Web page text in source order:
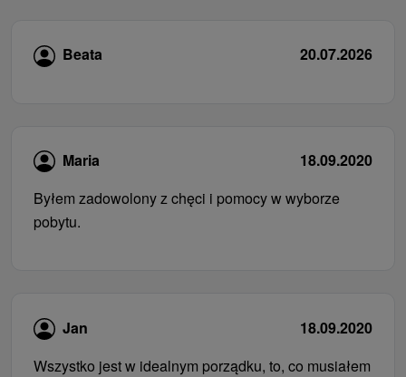
Beata 20.07.2026
Maria
18.09.2020
Byłem zadowolony z chęci i pomocy w wyborze
pobytu.
Jan
18.09.2020
Wszystko jest w idealnym porządku, to, co musiałem